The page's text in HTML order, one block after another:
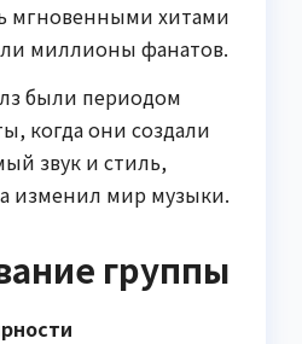
мгновенными хитами
миллионы фанатов.
были периодом
когда они создали
звук и стиль,
изменил мир музыки.
группы